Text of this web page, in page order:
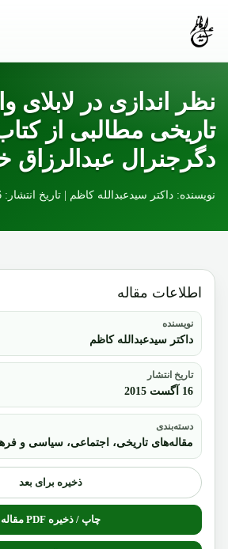
نظر اندازی در لابلای
تاریخی مطالبی از
دگرجنرال عبدالرزاق
نویسنده: داکتر سیدعبدالله کاظم | تاریخ انتشار: 16 آگست 2015
اطلاعات مقاله
نویسنده
داکتر سیدعبدالله کاظم
تاریخ انتشار
16 آگست 2015
دسته‌بندی
مقاله‌های تاریخی، اجتماعی، سیاسی و
ذخیره برای بعد
چاپ / ذخیره PDF مقاله